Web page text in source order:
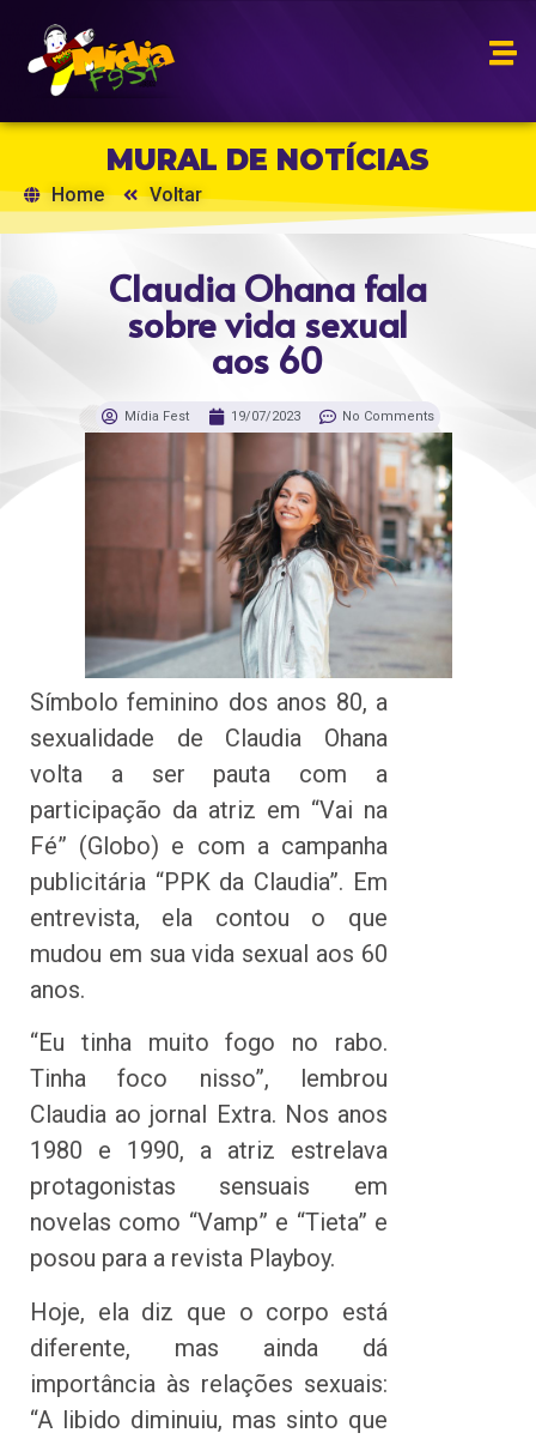
MURAL DE NOTÍCIAS
Home Voltar
Claudia Ohana fala
sobre vida sexual
aos 60
Mídia Fest 19/07/2023 No Comments
Símbolo feminino dos anos 80, a
sexualidade de Claudia Ohana
volta a ser pauta com a
participação da atriz em “Vai na
Fé” (Globo) e com a campanha
publicitária “PPK da Claudia”. Em
entrevista, ela contou o que
mudou em sua vida sexual aos 60
anos.
“Eu tinha muito fogo no rabo.
Tinha foco nisso”, lembrou
Claudia ao jornal Extra. Nos anos
1980 e 1990, a atriz estrelava
protagonistas sensuais em
novelas como “Vamp” e “Tieta” e
posou para a revista Playboy.
Hoje, ela diz que o corpo está
diferente, mas ainda dá
importância às relações sexuais:
“A libido diminuiu, mas sinto que